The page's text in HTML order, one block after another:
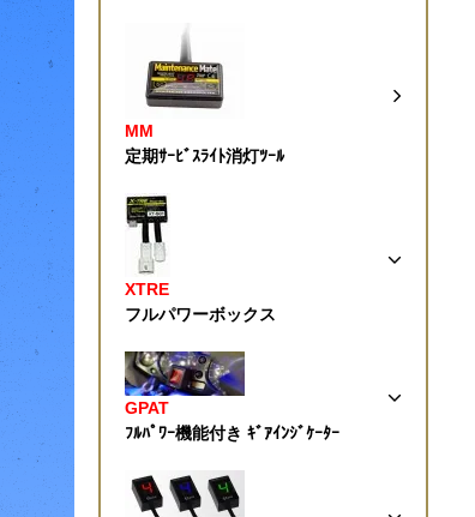
MM
定期ｻｰﾋﾞｽﾗｲﾄ消灯ﾂｰﾙ
XTRE
フルパワーボックス
GPAT
ﾌﾙﾊﾟﾜｰ機能付き ｷﾞｱｲﾝｼﾞｹｰﾀｰ